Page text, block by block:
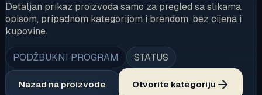
Detaljan prikaz proizvoda samo za pregled sa slikama,
opisom, pripadnom kategorijom i brendom, bez cijena i
kupovine.
PODŽBUKNI PROGRAM STATUS
Nazad na proizvode Otvorite kategoriju